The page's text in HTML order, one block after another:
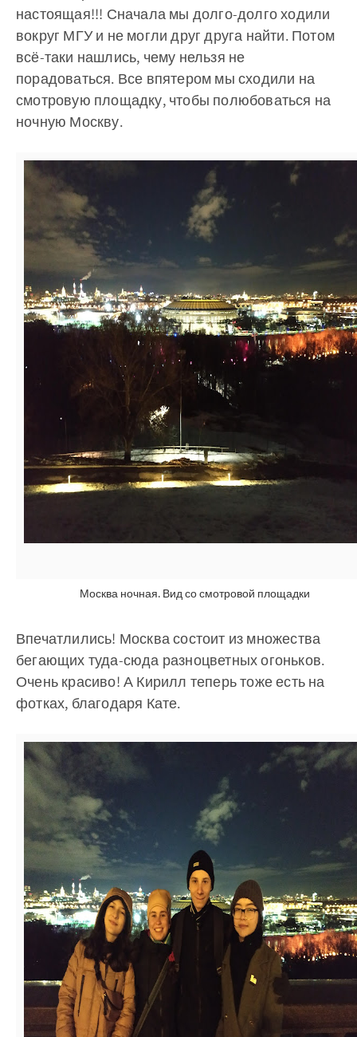
настоящая!!! Сначала мы долго-долго ходили
вокруг МГУ и не могли друг друга найти. Потом
всё-таки нашлись, чему нельзя не
порадоваться. Все впятером мы сходили на
смотровую площадку, чтобы полюбоваться на
ночную Москву.
Москва ночная. Вид со смотровой площадки
Впечатлились! Москва состоит из множества
бегающих туда-сюда разноцветных огоньков.
Очень красиво! А Кирилл теперь тоже есть на
фотках, благодаря Кате.